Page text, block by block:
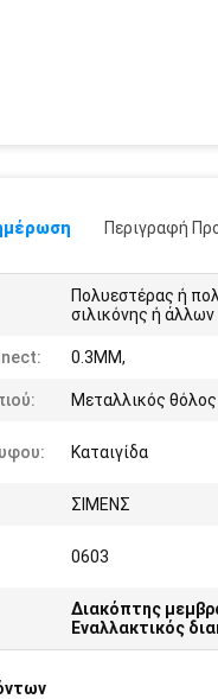
Περιγραφή
Πολυεστέρας ή
σιλικόνης ή άλλων
0.3MM,
Μεταλλικός
Καταιγίδα
ΣΙΜΕΝΣ
0603
Διακόπτης
Εναλλακτικός